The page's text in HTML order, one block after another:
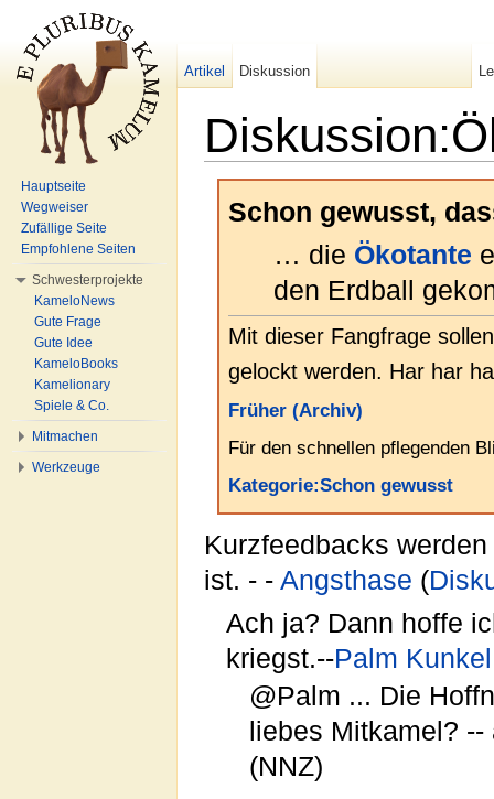
Schon gewusst,
… die Ökotante
den Erdball
Mit dieser Fangfrage
gelockt werden. Har har
Früher (Archiv)
Für den schnellen pflegenden
Kategorie:Schon gewusst
Kurzfeedbacks
ist. - - Angsthase (
Ach ja? Dann hoffe
kriegst.--Palm Kunkel
@Palm ... Die
liebes Mitkamel?
(NNZ)
Artikel Diskussion
Hauptseite
Wegweiser
Zufällige Seite
Empfohlene Seiten
Schwesterprojekte
KameloNews
Gute Frage
Gute Idee
KameloBooks
Kamelionary
Spiele & Co.
Mitmachen
Werkzeuge